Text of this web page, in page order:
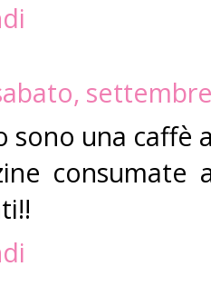
sono una caffè
consumate